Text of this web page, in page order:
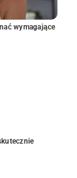
wymagające